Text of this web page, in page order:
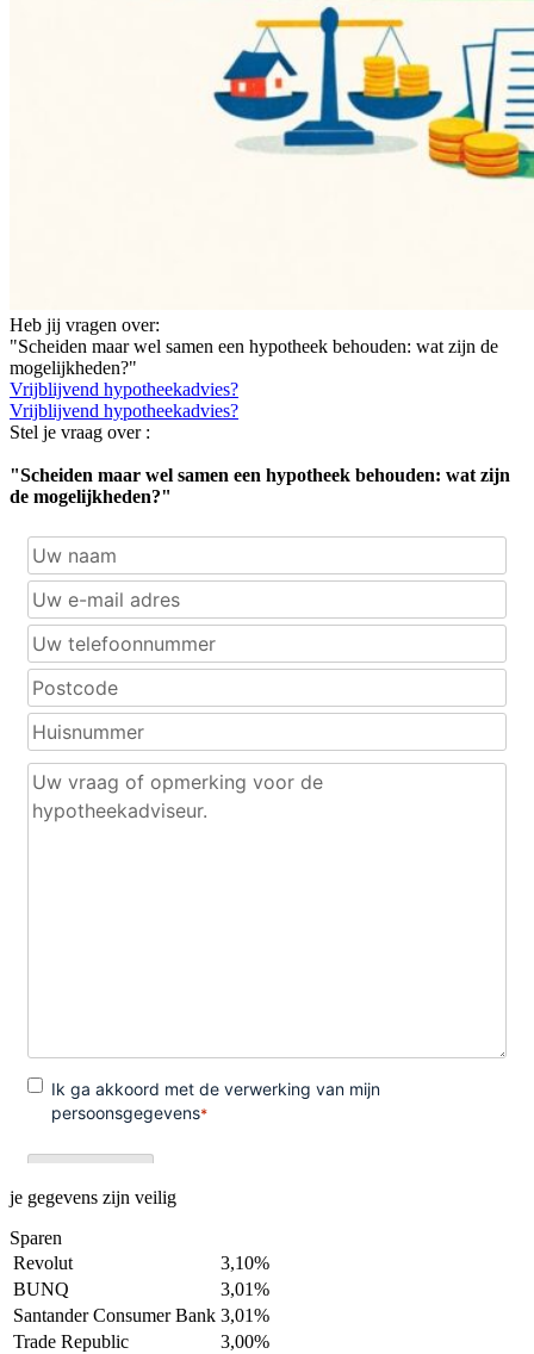
Heb jij vragen over:
"Scheiden maar wel samen een hypotheek behouden: wat zijn de
mogelijkheden?"
Vrijblijvend hypotheekadvies?
Vrijblijvend hypotheekadvies?
Stel je vraag over :
"Scheiden maar wel samen een hypotheek behouden: wat zijn
de mogelijkheden?"
je gegevens zijn veilig
Sparen
Revolut
3,10%
BUNQ
3,01%
Santander Consumer Bank 3,01%
Trade Republic
3,00%